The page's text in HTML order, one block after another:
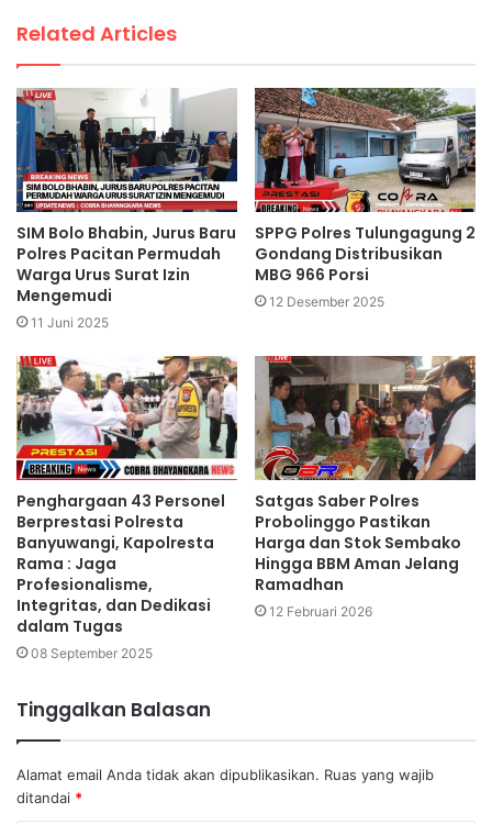
Related Articles
SIM Bolo Bhabin, Jurus Baru
Polres Pacitan Permudah
Warga Urus Surat Izin
Mengemudi
11 Juni 2025
SPPG Polres Tulungagung 2
Gondang Distribusikan
MBG 966 Porsi
12 Desember 2025
Penghargaan 43 Personel
Berprestasi Polresta
Banyuwangi, Kapolresta
Rama : Jaga
Profesionalisme,
Integritas, dan Dedikasi
dalam Tugas
08 September 2025
Satgas Saber Polres
Probolinggo Pastikan
Harga dan Stok Sembako
Hingga BBM Aman Jelang
Ramadhan
12 Februari 2026
Tinggalkan Balasan
Alamat email Anda tidak akan dipublikasikan. Ruas yang wajib
ditandai *